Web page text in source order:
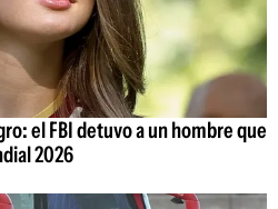
el FBI detuvo a un hombre que
2026